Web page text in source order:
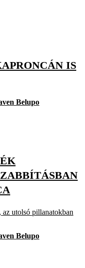
IS
Belupo
az utolsó pillanatokban
Belupo